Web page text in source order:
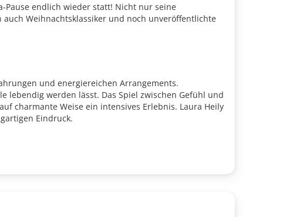
Pause endlich wieder statt! Nicht nur seine
auch Weihnachtsklassiker und noch unveröffentlichte
und energiereichen Arrangements.
lebendig werden lässt. Das Spiel zwischen Gefühl und
charmante Weise ein intensives Erlebnis. Laura Heily
Eindruck.